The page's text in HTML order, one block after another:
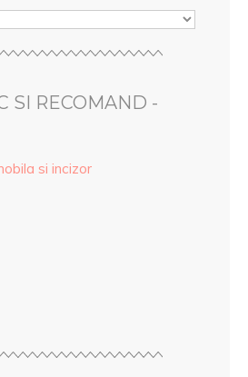
SI RECOMAND -
si incizor